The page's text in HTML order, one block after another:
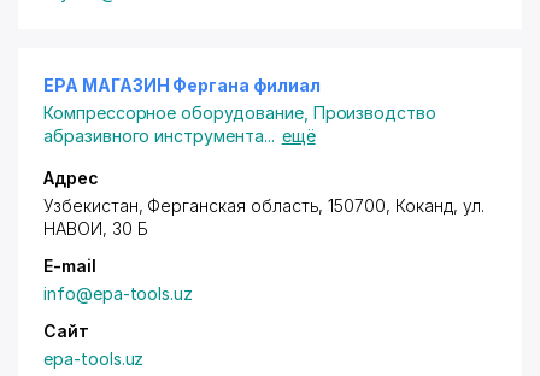
EPA МАГАЗИН Фергана филиал
Компрессорное оборудование, Производство
абразивного инструмента... ещё
Адрес
Узбекистан, Ферганская область, 150700, Коканд, ул.
НАВОИ, 30 Б
E-mail
info@epa-tools.uz
Сайт
epa-tools.uz